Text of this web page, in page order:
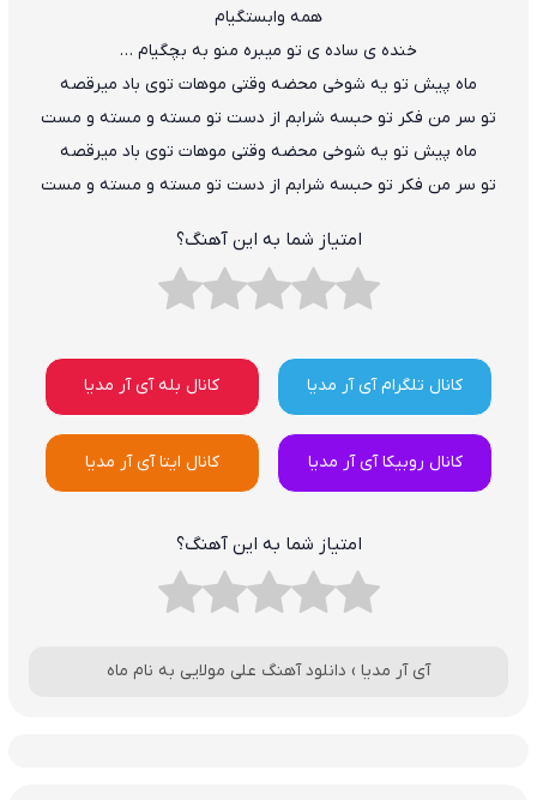
همه وابستگیام
خنده ی ساده ی تو میبره منو به بچگیام …
ماه پیش تو یه شوخی محضه وقتی موهات توی باد میرقصه
تو سر من فکر تو حبسه شرابم از دست تو مسته و مسته و مست
ماه پیش تو یه شوخی محضه وقتی موهات توی باد میرقصه
تو سر من فکر تو حبسه شرابم از دست تو مسته و مسته و مست
امتیاز شما به این آهنگ؟
کانال تلگرام آی آر مدیا کانال بله آی آر مدیا
کانال روبیکا آی آر مدیا کانال ایتا آی آر مدیا
امتیاز شما به این آهنگ؟
آی آر مدیا › دانلود آهنگ علی مولایی به نام ماه